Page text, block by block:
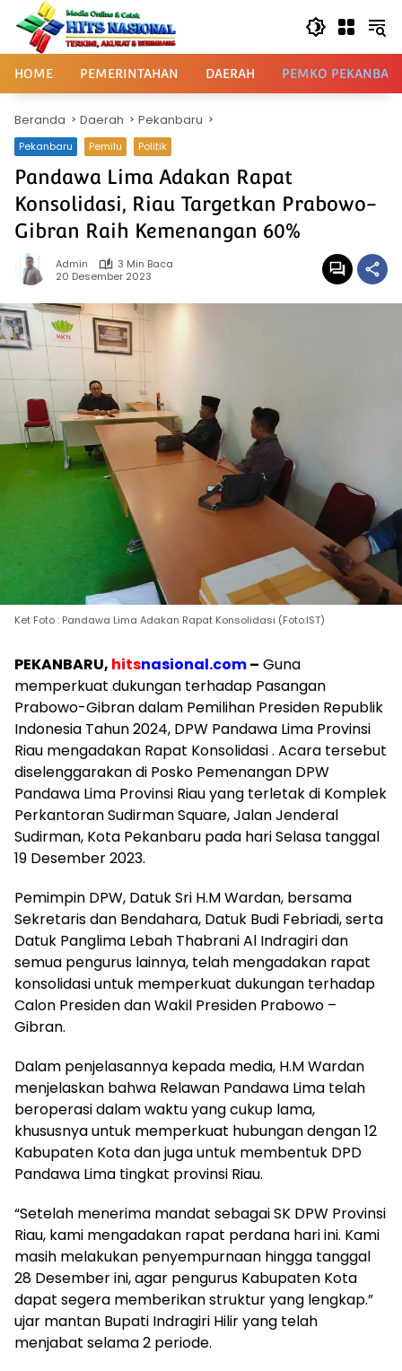
Langsung
konten
HOME PEMERINTAHAN DAERAH PEMKO
Beranda Daerah Pekanbaru
Pekanbaru Pemilu Politik
Pandawa Lima Adakan Rapat
Konsolidasi, Riau Targetkan Prabowo-
Gibran Raih Kemenangan 60%
Admin
3 Min Baca
20 Desember 2023
Ket Foto : Pandawa Lima Adakan Rapat Konsolidasi (Foto:IST)
PEKANBARU, hitsnasional.com– Guna
memperkuat dukungan terhadap Pasangan
Prabowo-Gibran dalam Pemilihan Presiden Republik
Indonesia Tahun 2024, DPW Pandawa Lima Provinsi
Riau mengadakan Rapat Konsolidasi . Acara tersebut
diselenggarakan di Posko Pemenangan DPW
Pandawa Lima Provinsi Riau yang terletak di Komplek
Perkantoran Sudirman Square, Jalan Jenderal
Sudirman, Kota Pekanbaru pada hari Selasa tanggal
19 Desember 2023.
Pemimpin DPW, Datuk Sri H.M Wardan, bersama
Sekretaris dan Bendahara, Datuk Budi Febriadi, serta
Datuk Panglima Lebah Thabrani Al Indragiri dan
semua pengurus lainnya, telah mengadakan rapat
konsolidasi untuk memperkuat dukungan terhadap
Calon Presiden dan Wakil Presiden Prabowo –
Gibran.
Dalam penjelasannya kepada media, H.M Wardan
menjelaskan bahwa Relawan Pandawa Lima telah
beroperasi dalam waktu yang cukup lama,
khususnya untuk memperkuat hubungan dengan 12
Kabupaten Kota dan juga untuk membentuk DPD
Pandawa Lima tingkat provinsi Riau.
“Setelah menerima mandat sebagai SK DPW Provinsi
Riau, kami mengadakan rapat perdana hari ini. Kami
masih melakukan penyempurnaan hingga tanggal
28 Desember ini, agar pengurus Kabupaten Kota
dapat segera memberikan struktur yang lengkap.”
ujar mantan Bupati Indragiri Hilir yang telah
menjabat selama 2 periode.